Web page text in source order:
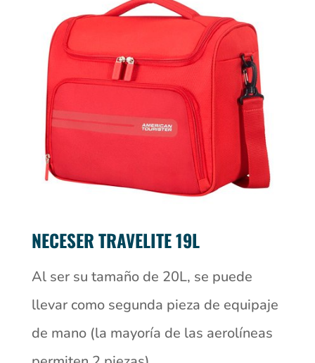
NECESER TRAVELITE 19L
Al ser su tamaño de 20L, se puede
llevar como segunda pieza de equipaje
de mano (la mayoría de las aerolíneas